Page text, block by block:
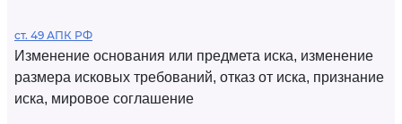
ст. 49 АПК РФ
Изменение основания или предмета иска, изменение
размера исковых требований, отказ от иска, признание
иска, мировое соглашение